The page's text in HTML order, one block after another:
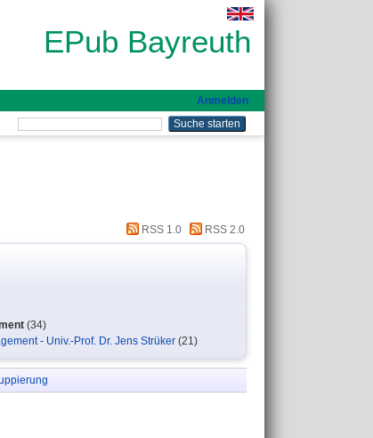
EPub Bayreuth
Anmelden
RSS 1.0 RSS 2.0
(34)
- Univ.-Prof. Dr. Jens Strüker (21)